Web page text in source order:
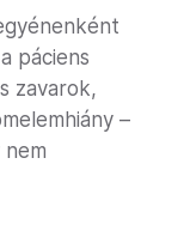
páciens
zavarok,
–